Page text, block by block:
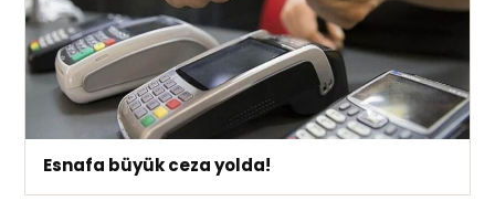
Esnafa büyük ceza yolda!